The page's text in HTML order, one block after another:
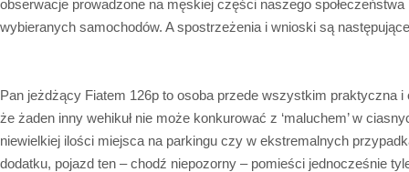
obserwacje prowadzone na męskiej części naszego społeczeństwa
wybieranych samochodów. A spostrzeżenia i wnioski są
Pan jeżdżący Fiatem 126p to osoba przede wszystkim praktyczna i
że żaden inny wehikuł nie może konkurować z ‘maluchem’ w
niewielkiej ilości miejsca na parkingu czy w ekstremalnych
dodatku, pojazd ten – chodź niepozorny – pomieści jednocześnie